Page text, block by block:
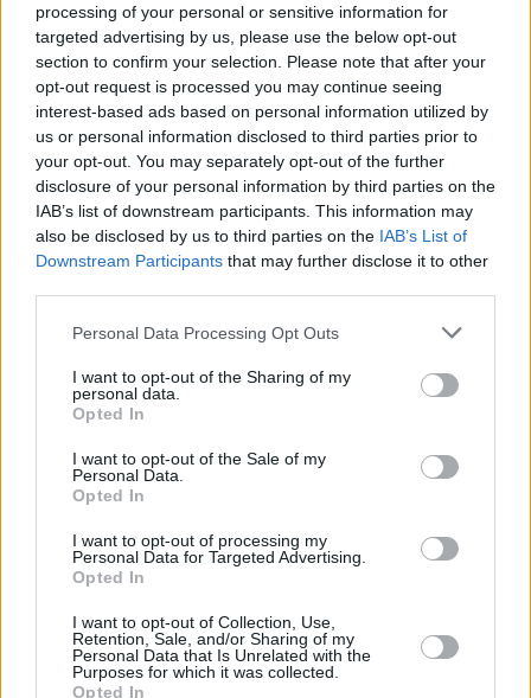
processing of your personal or sensitive information for
targeted advertising by us, please use the below opt-out
section to confirm your selection. Please note that after your
opt-out request is processed you may continue seeing
interest-based ads based on personal information utilized by
us or personal information disclosed to third parties prior to
your opt-out. You may separately opt-out of the further
disclosure of your personal information by third parties on the
IAB’s list of downstream participants. This information may
also be disclosed by us to third parties on the IAB’s List of
Downstream Participants that may further disclose it to other
Personal Data Processing Opt Outs
I want to opt-out of the Sharing of my
personal data.
Opted In
I want to opt-out of the Sale of my
Personal Data.
Opted In
I want to opt-out of processing my
Personal Data for Targeted Advertising.
Opted In
I want to opt-out of Collection, Use,
Retention, Sale, and/or Sharing of my
Personal Data that Is Unrelated with the
Purposes for which it was collected.
Opted In
2017/1129 του Ευρωπαϊκού Κοινοβουλίου και του
Συμβουλίου της 14ης Ιουνίου 2017, των κατ’
εξουσιοδότηση Κανονισμών (ΕΕ) 2019/979 και
2019/980 της Επιτροπής της 14ης Μαρτίου 2019,
καθώς και των εφαρμοστέων διατάξεων του Ν.
4706/2020, όπως ισχύουν (το «Ενημερωτικό Δελτίο»),
για την έγκριση του οποίου από την Επιτροπή
Κεφαλαιαγοράς και την διάθεσή του, το επενδυτικό
Το χρονοδιάγραμμα της έκδοσης του Ομολογιακού
Δανείου και της Δημόσιας Προσφοράς των
Ομολογιών θα διαμορφωθεί το προσεχές διάστημα,
αναλόγως και των συνθηκών που επικρατούν στις
χρηματιστηριακές αγορές. Η Εταιρεία θα ενημερώνει
το επενδυτικό κοινό, σύμφωνα με την ισχύουσα
νομοθεσία, σχετικά με την έκδοση του Ομολογιακού
Δανείου με επόμενες ανακοινώσεις της».